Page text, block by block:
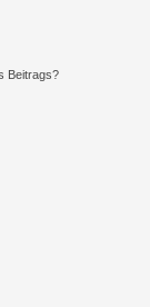
Beitrags?